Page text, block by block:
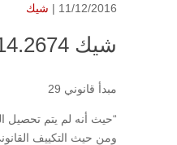
11/12/2016 | شيك
شيك h2014.2674
مبدأ قانوني 29
“حيث أنه لم يتم تحصيل
ومن حيث التكييف